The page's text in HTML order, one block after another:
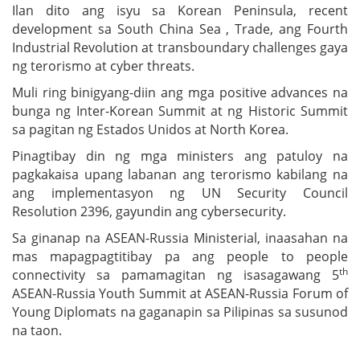
Ilan dito ang isyu sa Korean Peninsula, recent
development sa South China Sea , Trade, ang Fourth
Industrial Revolution at transboundary challenges gaya
ng terorismo at cyber threats.
Muli ring binigyang-diin ang mga positive advances na
bunga ng Inter-Korean Summit at ng Historic Summit
sa pagitan ng Estados Unidos at North Korea.
Pinagtibay din ng mga ministers ang patuloy na
pagkakaisa upang labanan ang terorismo kabilang na
ang implementasyon ng UN Security Council
Resolution 2396, gayundin ang cybersecurity.
Sa ginanap na ASEAN-Russia Ministerial, inaasahan na
mas mapagpagtitibay pa ang people to people
connectivity sa pamamagitan ng isasagawang 5th
ASEAN-Russia Youth Summit at ASEAN-Russia Forum of
Young Diplomats na gaganapin sa Pilipinas sa susunod
na taon.